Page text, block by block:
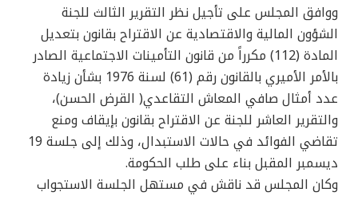
ووافق المجلس على تأجيل نظر التقرير الثالث للجنة
الشؤون المالية والاقتصادية عن الاقتراح بقانون بتعديل
المادة (112) مكرراً من قانون التأمينات الاجتماعية الصادر
بالأمر الأميري بالقانون رقم (61) لسنة 1976 بشأن زيادة
عدد أمثال صافي المعاش التقاعدي( القرض الحسن)،
والتقرير العاشر للجنة عن الاقتراح بقانون بإيقاف ومنع
تقاضي الفوائد في حالات الاستبدال، وذلك إلى جلسة 19
ديسمبر المقبل بناء على طلب الحكومة.
وكان المجلس قد ناقش في مستهل الجلسة الاستجواب